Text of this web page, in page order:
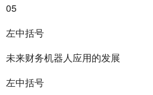
05
左中括号
未来财务机器人应用的发展
左中括号